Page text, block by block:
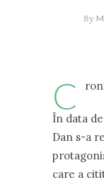
By
C
În data
Dan s-a
care a